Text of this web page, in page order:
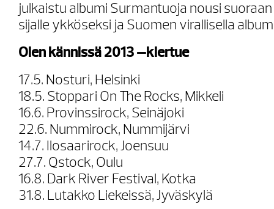
julkaistu albumi Surmantuoja nousi
sijalle ykköseksi ja Suomen virallisella
Olen kännissä 2013 –kiertue
17.5. Nosturi, Helsinki
18.5. Stoppari On The Rocks, Mikkeli
16.6. Provinssirock, Seinäjoki
22.6. Nummirock, Nummijärvi
14.7. Ilosaarirock, Joensuu
27.7. Qstock, Oulu
16.8. Dark River Festival, Kotka
31.8. Lutakko Liekeissä, Jyväskylä